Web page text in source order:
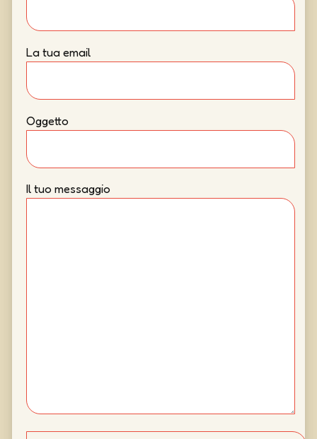
La tua email
Oggetto
Il tuo messaggio